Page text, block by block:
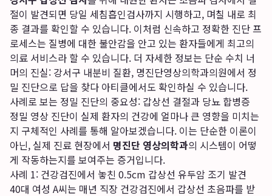
절이 발견되면 당일 세침흡인검사까지 시행하고, 며칠 내로 최
종 결과를 확인할 수 있습니다. 이처럼 신속하고 정확한 진단 프
로세스는 질병에 대한 불안감을 안고 있는 환자들에게 최고의
의료 서비스라 할 수 있습니다. 더 자세한 정보는 단순 수치 너
머의 진실: 강서구 내분비 질환, 명진단영상의학과의원에서 정
밀 진단으로 답을 찾다 아티클에서도 확인하실 수 있습니다.
사례로 보는 정밀 진단의 중요성: 갑상선 결절과 당뇨 합병증
정밀 영상 진단이 실제 환자의 건강에 얼마나 큰 영향을 미치는
지 구체적인 사례를 통해 알아보겠습니다. 이는 단순한 이론이
아닌, 실제 진료 현장에서 명진단 영상의학과의 시스템이 어떻
게 작동하는지를 보여주는 증거입니다.
사례 1: 건강검진에서 놓친 0.5cm 갑상선 유두암 조기 발견
40대 여성 A씨는 매년 직장 건강검진에서 갑상선 초음파를 받